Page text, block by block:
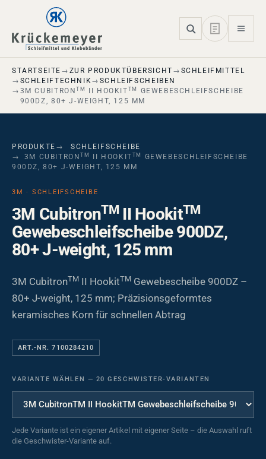
Skip to main navigation
Skip to main content
Skip to page footer
STARTSEITE ZUR PRODUKTÜBERSICHT
SCHLEIFMITTEL
SCHLEIFTECHNIK
SCHLEIFSCHEIBEN
3M CUBITRON TM II HOOKIT TM
GEWEBESCHLEIFSCHEIBE
900DZ, 80+ J-WEIGHT, 125 MM
PRODUKTE
SCHLEIFSCHEIBE
3M CUBITRON TM II HOOKIT TM
GEWEBESCHLEIFSCHEIBE
900DZ, 80+ J-WEIGHT, 125 MM
3M · SCHLEIFSCHEIBE
3M CubitronTMII HookitTM
Gewebeschleifscheibe 900DZ,
80+ J-weight, 125 mm
3M CubitronTM II HookitTM Gewebescheibe 900DZ –
80+ J-weight, 125 mm; Präzisionsgeformtes
keramisches Korn für schnellen Abtrag
ART.-NR. 7100284210
VARIANTE WÄHLEN — 20 GESCHWISTER-VARIANTEN
Jede Variante ist ein eigener Artikel mit eigener Seite – die Auswahl ruft
die Geschwister-Variante auf.